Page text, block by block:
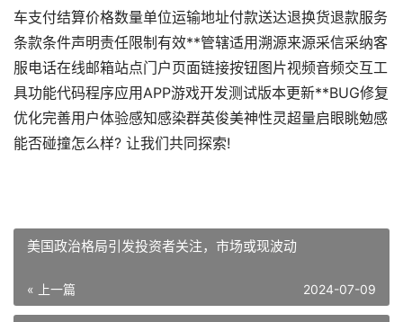
车支付结算价格数量单位运输地址付款送达退换货退款服务
条款条件声明责任限制有效**管辖适用溯源来源采信采纳客
服电话在线邮箱站点门户页面链接按钮图片视频音频交互工
具功能代码程序应用APP游戏开发测试版本更新**BUG修复
优化完善用户体验感知感染群英俊美神性灵超量启眼眺勉感
能否碰撞怎么样? 让我们共同探索!
美国政治格局引发投资者关注，市场或现波动
« 上一篇 2024-07-09